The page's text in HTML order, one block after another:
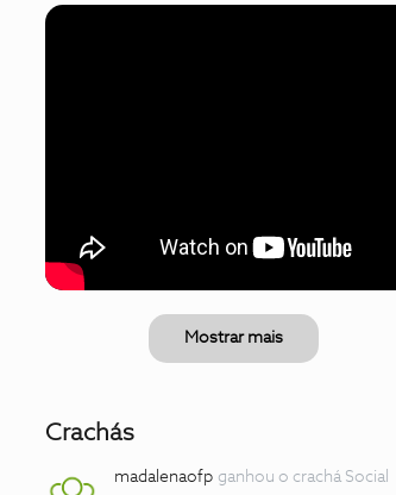
Mostrar mais
Crachás
madalenaofp ganhou o crachá Social